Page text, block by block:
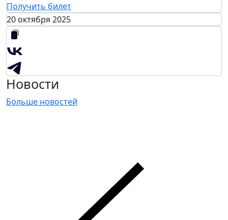
Получить билет
20 октября 2025
Новости
Больше новостей